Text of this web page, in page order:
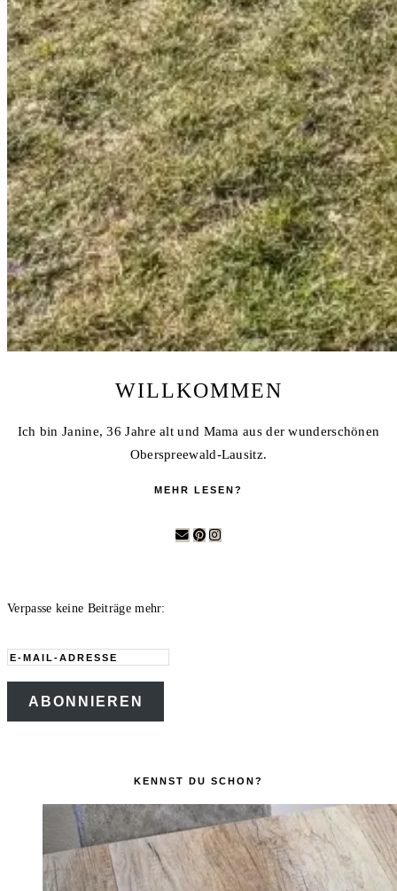
WILLKOMMEN
Ich bin Janine, 36 Jahre alt und Mama aus der wunderschönen
Oberspreewald-Lausitz.
MEHR LESEN?
Verpasse keine Beiträge mehr:
E-
Mail-
Adresse
ABONNIEREN
KENNST DU SCHON?